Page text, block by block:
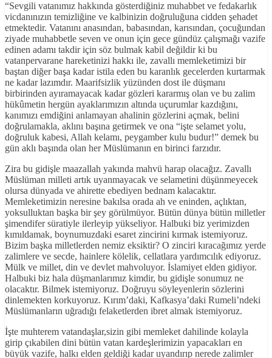
“Sevgili vatanımız hakkında gösterdiğiniz muhabbet ve fedakarlık
vicdanınızın temizliğine ve kalbinizin doğruluğuna cidden şehadet
etmektedir. Vatanını anasından, babasından, karısından, çocuğundan
ziyade muhabbetle seven ve onun için gece gündüz çalışmağı vazife
edinen adamı takdir için söz bulmak kabil değildir ki bu
vatanpervarane hareketinizi hakkı ile, zavallı memleketimizi bir
baştan diğer başa kadar istila eden bu karanlık gecelerden kurtarmak
ne kadar lazımdır. Maarifsizlik yüzünden dost ile düşmanı
birbirinden ayıramayacak kadar gözleri kararmış olan ve bu zalim
hükûmetin hergün ayaklarımızın altında uçurumlar kazdığını,
kanımızı emdiğini anlamayan ahalinin gözlerini açmak, belini
doğrulamakla, aklını başına getirmek ve ona “işte selamet yolu,
doğruluk kabesi, Allah kelamı, peygamber kulu budur!” demek bu
gün aklı başında olan her Müslümanın en birinci farzıdır.
Zira bu gidişle maazallah yakında mahvü harap olacağız. Zavallı
Müslüman milleti artık uyanmayacak ve selametini düşünmeyecek
olursa dünyada ve ahirette ebediyen bednam kalacaktır.
Memleketimizin neresine bakılsa orada ah ve eninden, açlıktan,
yoksulluktan başka bir şey görülmüyor. Bütün dünya bütün milletler
şimendifer süratiyle ilerleyip yükseliyor. Halbuki biz yerimizden
kımıldamak, boynumuzdaki esaret zincirini kırmak istemiyoruz.
Bizim başka milletlerden nemiz eksiktir? O zinciri kıracağımız yerde
zalimlere ve secde, hainlere kölelik, cellatlara yardımcılık ediyoruz.
Mülk ve millet, din ve devlet mahvoluyor. İslamiyet elden gidiyor.
Halbuki biz hala düşmanlarımız kimdir, bu gidişle sonumuz ne
olacaktır. Bilmek istemiyoruz. Doğruyu söyleyenlerin sözlerini
dinlemekten korkuyoruz. Kırım’daki, Kafkasya’daki Rumeli’ndeki
Müslümanların uğradığı felaketlerden ibret almak istemiyoruz.
İşte muhterem vatandaşlar,sizin gibi memleket dahilinde kolayla
girip çıkabilen dini bütün vatan kardeşlerimizin yapacakları en
büyük vazife, halkı elden geldiği kadar uyandırıp nerede zalimler